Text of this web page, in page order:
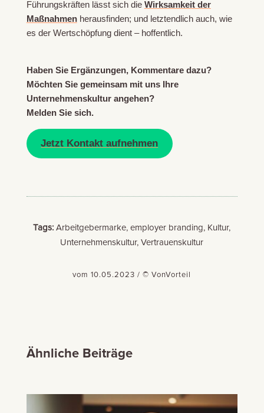
Führungskräften lässt sich die Wirksamkeit der
Maßnahmenherausfinden; und letztendlich auch, wie
es der Wertschöpfung dient – hoffentlich.
Haben Sie Ergänzungen, Kommentare dazu?
Möchten Sie gemeinsam mit uns Ihre
Unternehmenskultur angehen?
Melden Sie sich.
Jetzt Kontakt aufnehmen
Tags: Arbeitgebermarke, employer branding, Kultur,
Unternehmenskultur, Vertrauenskultur
vom 10.05.2023 / © VonVorteil
Ähnliche Beiträge